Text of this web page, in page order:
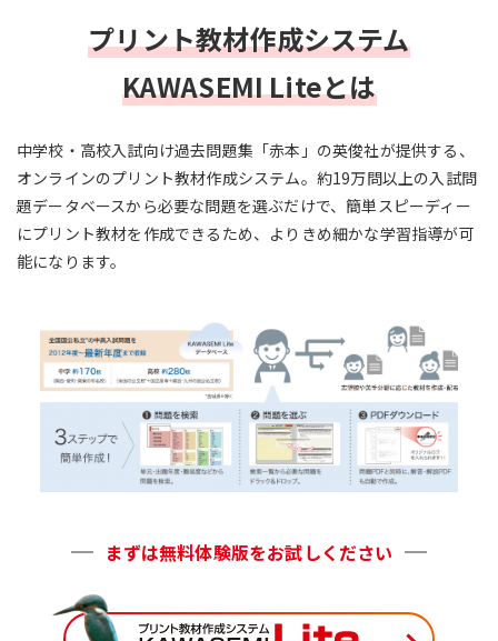
プリント教材作成システム
KAWASEMI Liteとは
中学校・高校入試向け過去問題集「赤本」の英俊社が提供する、
オンラインのプリント教材作成システム。約19万問以上の入試問
題データベースから必要な問題を選ぶだけで、簡単スピーディー
にプリント教材を作成できるため、よりきめ細かな学習指導が可
能になります。
まずは無料体験版をお試しください